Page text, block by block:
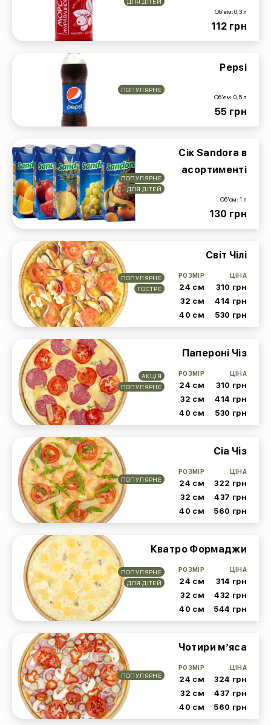
Об'єм: 0,3 л
112 грн
ПОПУЛЯРНЕ
Pepsi
Об'єм: 0,5 л
55 грн
ПОПУЛЯРНЕ
ДЛЯ ДІТЕЙ
Сік Sandora в
асортименті
Об'єм: 1 л
130 грн
ПОПУЛЯРНЕ
ГОСТРЕ
Світ Чілі
РОЗМІР
24 см
ЦІНА
310 грн
32 см
414 грн
40 см
530 грн
АКЦІЯ
ПОПУЛЯРНЕ
Папероні Чіз
РОЗМІР
24 см
ЦІНА
310 грн
32 см
414 грн
40 см
530 грн
ПОПУЛЯРНЕ
Сіа Чіз
РОЗМІР
24 см
ЦІНА
322 грн
32 см
437 грн
40 см
560 грн
ПОПУЛЯРНЕ
ДЛЯ ДІТЕЙ
Кватро Формаджи
РОЗМІР
24 см
ЦІНА
314 грн
32 см
432 грн
40 см
544 грн
ПОПУЛЯРНЕ
Чотири мʼяса
РОЗМІР
24 см
ЦІНА
324 грн
32 см
437 грн
40 см
560 грн